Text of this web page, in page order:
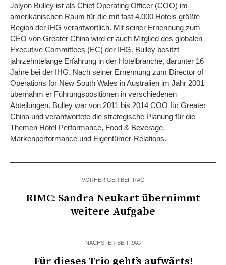
Jolyon Bulley ist als Chief Operating Officer (COO) im
amerikanischen Raum für die mit fast 4.000 Hotels größte
Region der IHG verantwortlich. Mit seiner Ernennung zum
CEO von Greater China wird er auch Mitglied des globalen
Executive Committees (EC) der IHG. Bulley besitzt
jahrzehntelange Erfahrung in der Hotelbranche, darunter 16
Jahre bei der IHG. Nach seiner Ernennung zum Director of
Operations for New South Wales in Australien im Jahr 2001
übernahm er Führungspositionen in verschiedenen
Abteilungen. Bulley war von 2011 bis 2014 COO für Greater
China und verantwortete die strategische Planung für die
Themen Hotel Performance, Food & Beverage,
Markenperformance und Eigentümer-Relations.
VORHERIGER BEITRAG
RIMC: Sandra Neukart übernimmt
weitere Aufgabe
NÄCHSTER BEITRAG
Für dieses Trio geht’s aufwärts!